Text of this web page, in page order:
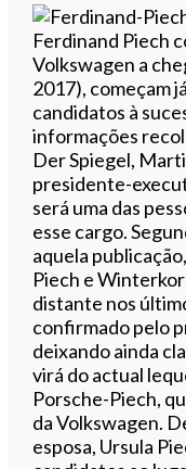
Ferdinand Piech
Volkswagen a
2017), começam
candidatos à
informações
Der Spiegel,
presidente-
será uma das
esse cargo.
aquela
Piech e
distante nos
confirmado pelo
deixando ainda
virá do actual
Porsche-Piech,
da Volkswagen.
esposa, Ursula